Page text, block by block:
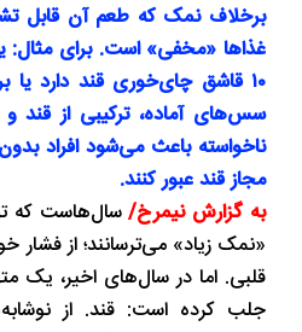
برخلاف نمک که طعم آن قابل
۱۰ قاشق چای‌خوری قند دارد
سس‌های آماده، ترکیبی از
ناخواسته باعث می‌شود افراد
مجاز قند عبور کنند.
به گزارش نیمرخ/سال‌هاست که
«نمک زیاد» می‌ترسانند؛ از فشار
قلبی. اما در سال‌های اخیر، یک
جلب کرده است: قند. از